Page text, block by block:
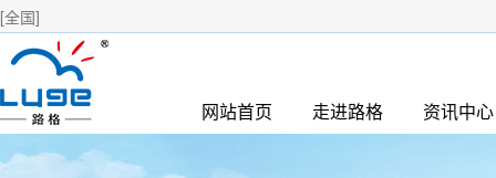
[全国]
网站首页 走进路格 资讯中心